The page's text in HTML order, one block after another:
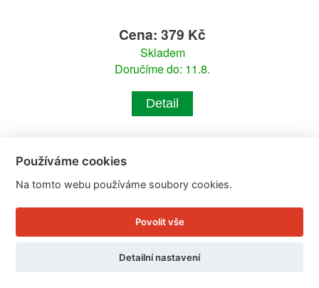
Cena: 379 Kč
Skladem
Doručíme do: 11.8.
Detail
Používáme cookies
Na tomto webu používáme soubory cookies.
Povolit vše
Detailní nastavení